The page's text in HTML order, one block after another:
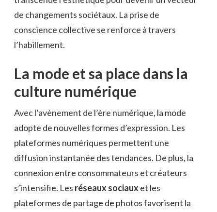
de changements sociétaux. La prise de
conscience collective se renforce à travers
l’habillement.
La mode et sa place dans la
culture numérique
Avec l’avènement de l’ère numérique, la mode
adopte de nouvelles formes d’expression. Les
plateformes numériques permettent une
diffusion instantanée des tendances. De plus, la
connexion entre consommateurs et créateurs
s’intensifie. Les réseaux sociaux et les
plateformes de partage de photos favorisent la